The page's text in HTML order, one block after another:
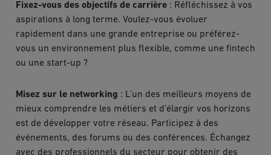
Fixez-vous des objectifs de carrière : Réfléchissez à vos
aspirations à long terme. Voulez-vous évoluer
rapidement dans une grande entreprise ou préférez-
vous un environnement plus flexible, comme une fintech
ou une start-up ?
Misez sur le networking : L’un des meilleurs moyens de
mieux comprendre les métiers et d’élargir vos horizons
est de développer votre réseau. Participez à des
événements, des forums ou des conférences. Échangez
avec des professionnels du secteur pour obtenir des